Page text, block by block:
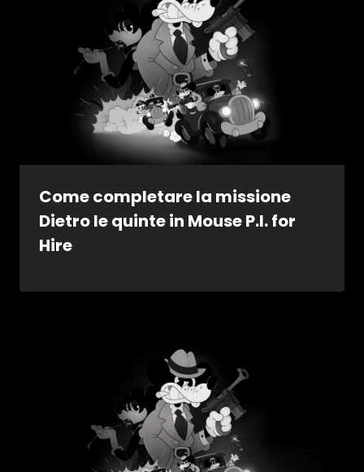
Come completare la missione
Dietro le quinte in Mouse P.I. for
Hire